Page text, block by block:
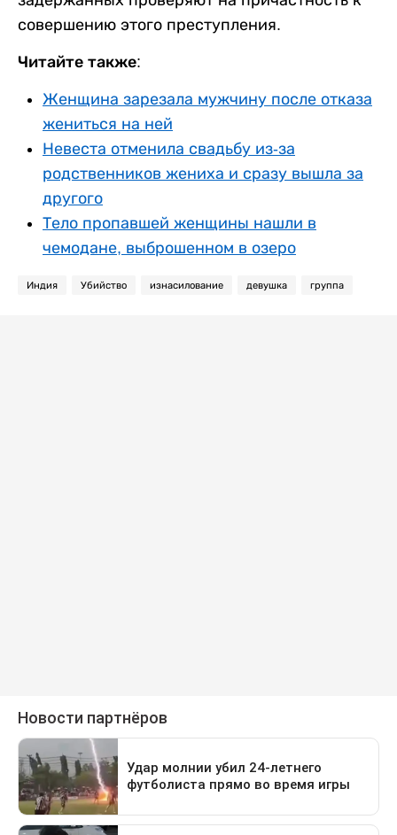
совершению этого преступления.
Читайте также:
Женщина зарезала мужчину после отказа
жениться на ней
Невеста отменила свадьбу из-за
родственников жениха и сразу вышла за
другого
Тело пропавшей женщины нашли в
чемодане, выброшенном в озеро
Индия Убийство изнасилование девушка группа